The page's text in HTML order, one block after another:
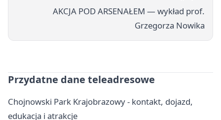
AKCJA POD ARSENAŁEM — wykład prof.
Grzegorza Nowika
Przydatne dane teleadresowe
Chojnowski Park Krajobrazowy - kontakt, dojazd,
edukacja i atrakcje